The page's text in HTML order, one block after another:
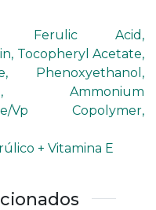
Ferulic Acid,
Tocopheryl Acetate,
Phenoxyethanol,
Ammonium
Vp Copolymer,
+ Vitamina E